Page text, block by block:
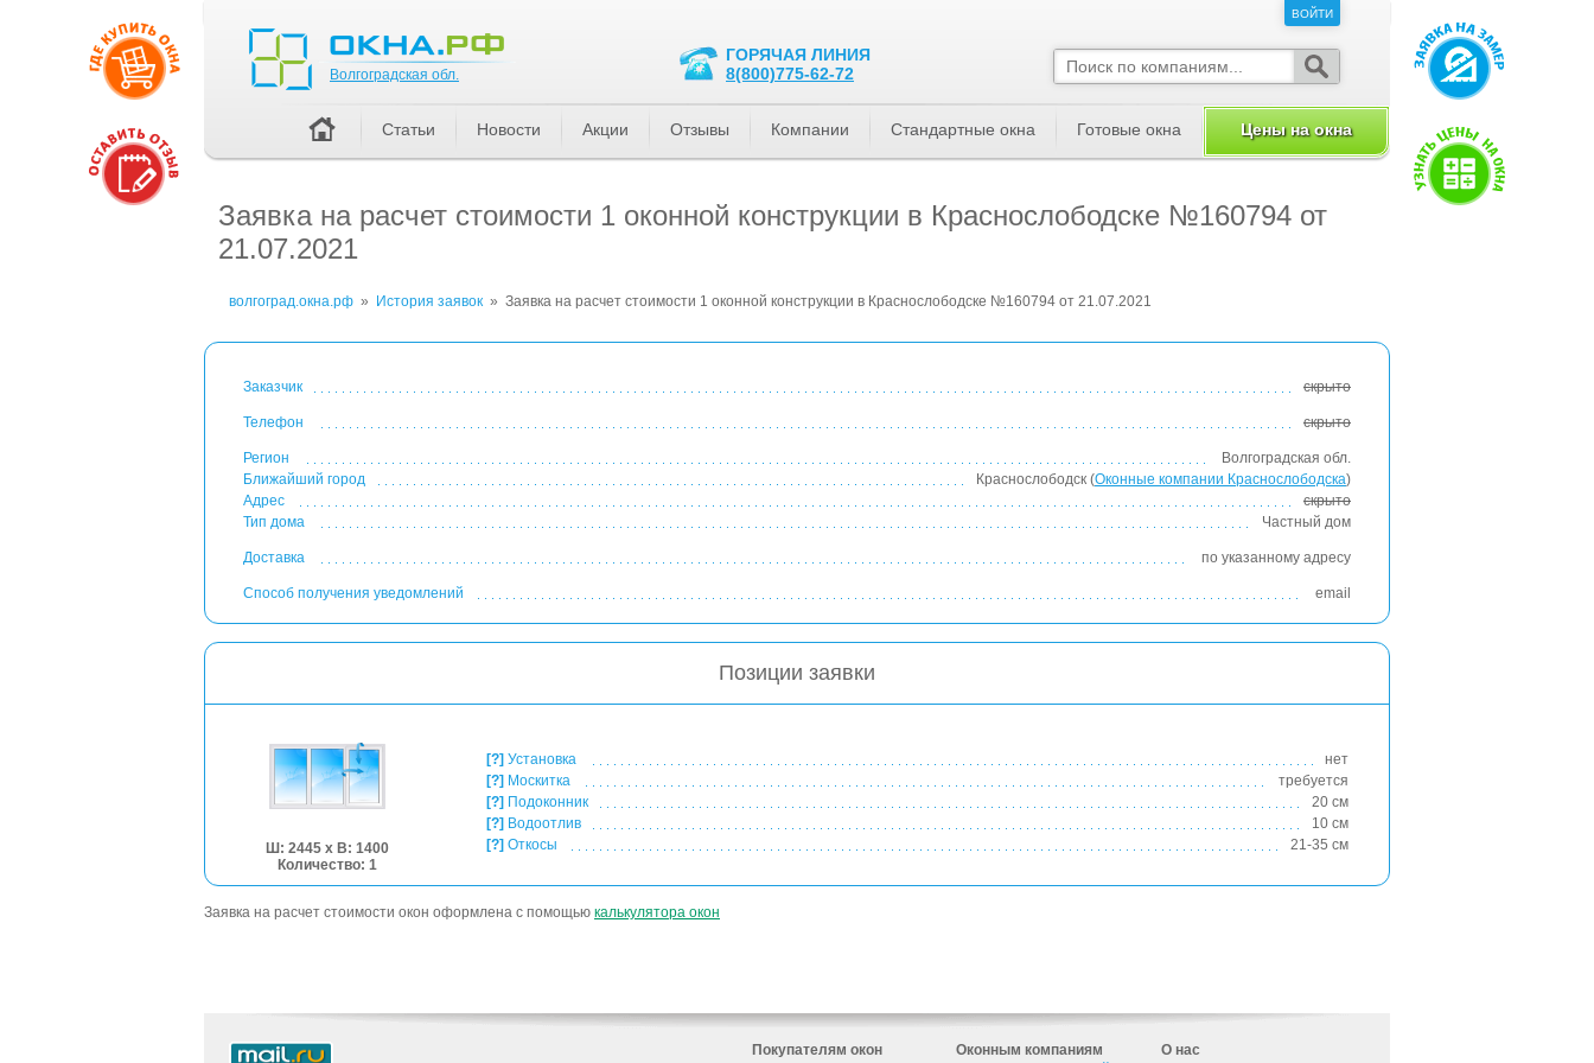
Заявка на расчет стоимости 1 оконной конструкции в Краснослободске №160794 от
21.07.2021
волгоград.окна.рф » История заявок » Заявка на расчет стоимости 1 оконной конструкции в Краснослободске №160794 от 21.07.2021
Заказчик скрыто
Телефон скрыто
Регион
Волгоградская обл.
Ближайший город
Краснослободск (Оконные компании Краснослободска)
Адрес
скрыто
Тип дома
Частный дом
Доставка по указанному адресу
Способ получения уведомлений email
Позиции заявки
Ш: 2445 x В: 1400
Количество: 1
[?] Установка
нет
[?] Москитка
требуется
[?] Подоконник
20 см
[?] Водоотлив
10 см
[?] Откосы 21-35 см
Заявка на расчет стоимости окон оформлена с помощью калькулятора окон
ВОЙТИ
Волгоградская обл.
ГОРЯЧАЯ ЛИНИЯ
8(800)775-62-72
Статьи Новости Акции Отзывы Компании Стандартные окна Готовые окна Цены на окна
ВОЙТИ
Покупателям окон Оконным компаниям
О нас